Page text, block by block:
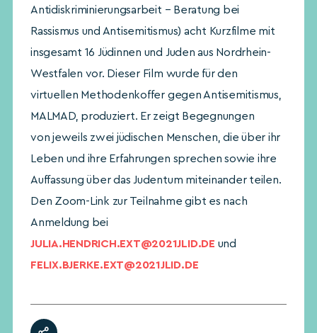
Antidiskriminierungsarbeit – Beratung bei
Rassismus und Antisemitismus) acht Kurzfilme mit
insgesamt 16 Jüdinnen und Juden aus Nordrhein-
Westfalen vor. Dieser Film wurde für den
virtuellen Methodenkoffer gegen Antisemitismus,
MALMAD, produziert. Er zeigt Begegnungen
von jeweils zwei jüdischen Menschen, die über ihr
Leben und ihre Erfahrungen sprechen sowie ihre
Auffassung über das Judentum miteinander teilen.
Den Zoom-Link zur Teilnahme gibt es nach
Anmeldung bei
JULIA.HENDRICH.EXT@2021JLID.DE und
FELIX.BJERKE.EXT@2021JLID.DE